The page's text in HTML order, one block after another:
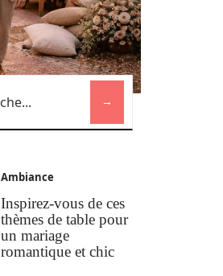
Ambiance
Inspirez-vous de ces
thèmes de table pour
un mariage
romantique et chic